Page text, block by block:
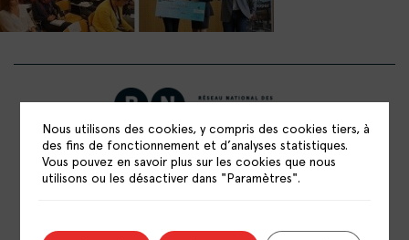
RÉSEAU NATIONAL DES CENTRES DE
Nous utilisons des cookies, y compris des cookies tiers, à
des fins de fonctionnement et d’analyses statistiques.
Vous pouvez en savoir plus sur les cookies que nous
utilisons ou les désactiver dans "Paramètres".